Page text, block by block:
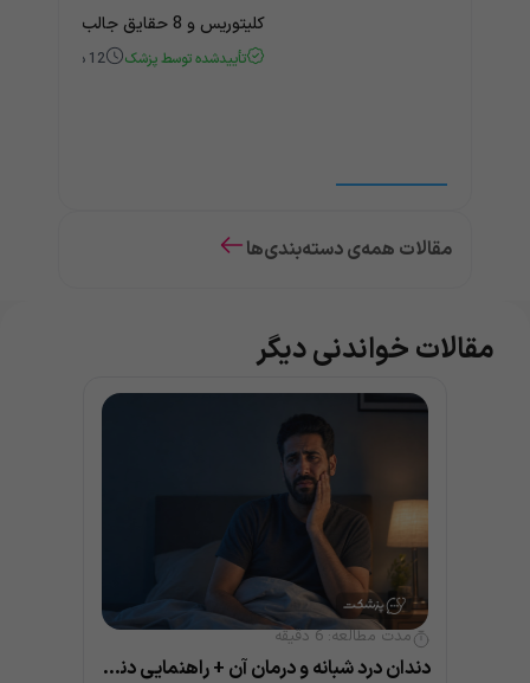
کلیتوریس و 8 حقایق جالب و باورنکردنی درباره آن
تأییدشده توسط پزشک 12 دقیقه
مقالات همه‌ی دسته‌بندی‌ها
مقالات خواندنی دیگر
مدت مطالعه:6 دقیقه
دندان درد شبانه و درمان آن + راهنمایی دندانپزشک